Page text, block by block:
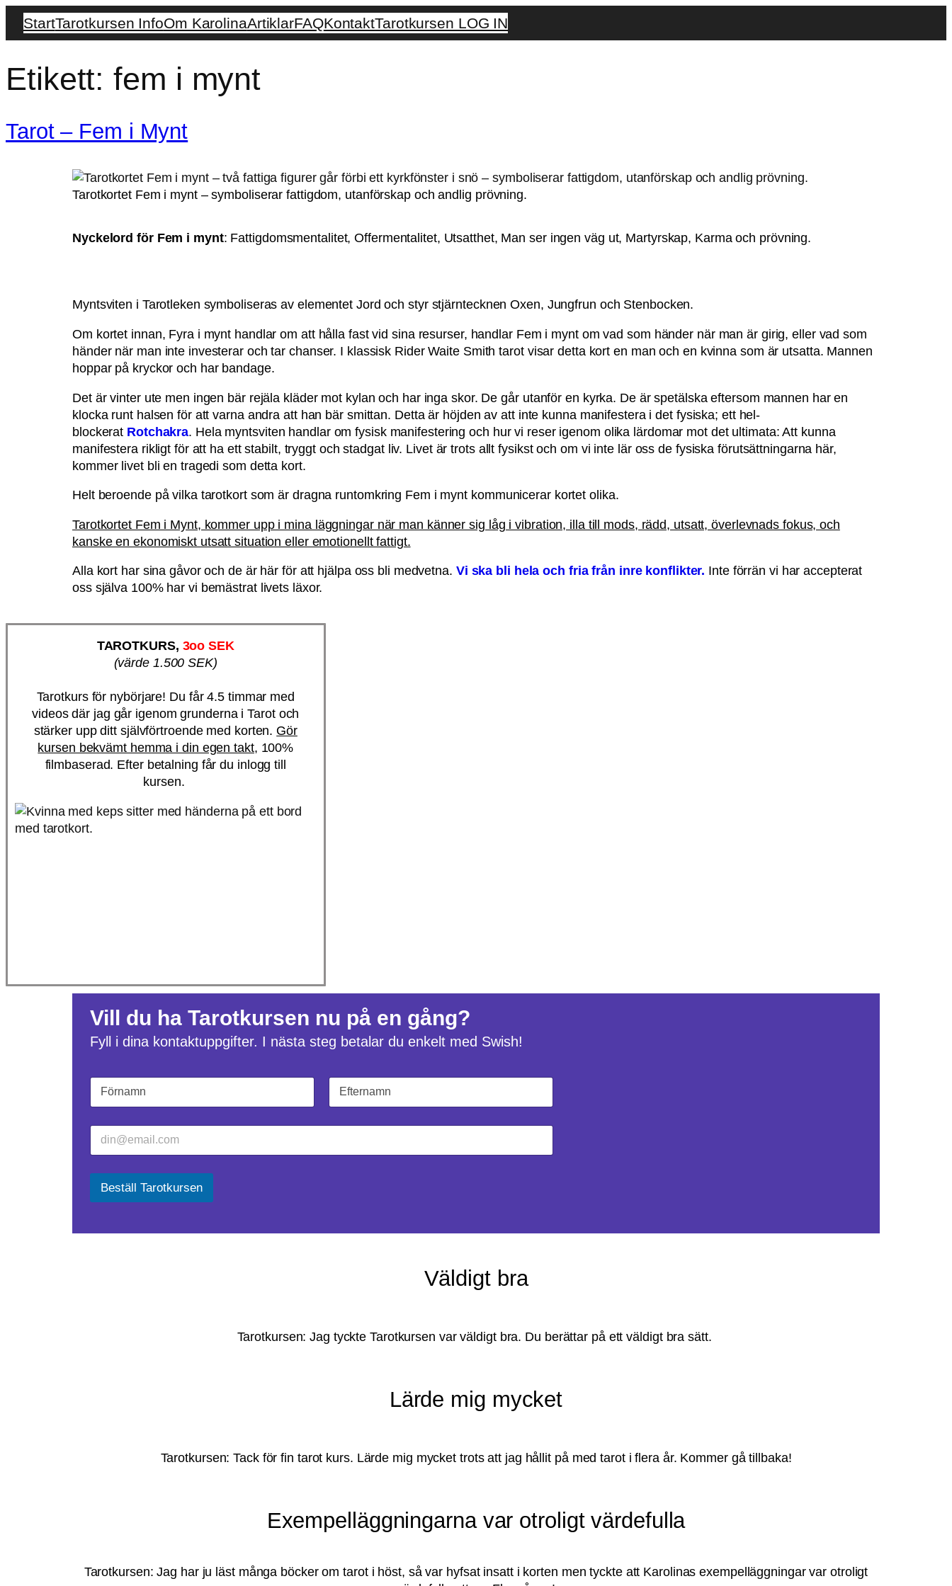
StartTarotkursen InfoOm KarolinaArtiklarFAQKontaktTarotkursen LOG IN
Etikett:fem i mynt
Tarot – Fem i Mynt
Tarotkortet Fem i mynt – symboliserar fattigdom, utanförskap och andlig prövning.
Nyckelord för Fem i mynt: Fattigdomsmentalitet, Offermentalitet, Utsatthet, Man ser ingen väg ut, Martyrskap, Karma och prövning.
Myntsviten i Tarotleken symboliseras av elementet Jord och styr stjärntecknen Oxen, Jungfrun och Stenbocken.
Om kortet innan, Fyra i mynt handlar om att hålla fast vid sina resurser, handlar Fem i mynt om vad som händer när man är girig, eller vad som
händer när man inte investerar och tar chanser. I klassisk Rider Waite Smith tarot visar detta kort en man och en kvinna som är utsatta. Mannen
hoppar på kryckor och har bandage.
Det är vinter ute men ingen bär rejäla kläder mot kylan och har inga skor. De går utanför en kyrka. De är spetälska eftersom mannen har en
klocka runt halsen för att varna andra att han bär smittan. Detta är höjden av att inte kunna manifestera i det fysiska; ett hel-
blockerat Rotchakra. Hela myntsviten handlar om fysisk manifestering och hur vi reser igenom olika lärdomar mot det ultimata: Att kunna
manifestera rikligt för att ha ett stabilt, tryggt och stadgat liv. Livet är trots allt fysikst och om vi inte lär oss de fysiska förutsättningarna här,
kommer livet bli en tragedi som detta kort.
Helt beroende på vilka tarotkort som är dragna runtomkring Fem i mynt kommunicerar kortet olika.
Tarotkortet Fem i Mynt, kommer upp i mina läggningar när man känner sig låg i vibration, illa till mods, rädd, utsatt, överlevnads fokus, och
kanske en ekonomiskt utsatt situation eller emotionellt fattigt.
Alla kort har sina gåvor och de är här för att hjälpa oss bli medvetna. Vi ska bli hela och fria från inre konflikter. Inte förrän vi har accepterat
oss själva 100% har vi bemästrat livets läxor.
TAROTKURS, 3oo SEK
(värde 1.500 SEK)
Tarotkurs för nybörjare! Du får 4.5 timmar med
videos där jag går igenom grunderna i Tarot och
stärker upp ditt självförtroende med korten. Gör
kursen bekvämt hemma i din egen takt, 100%
filmbaserad. Efter betalning får du inlogg till
kursen.
Vill du ha Tarotkursen nu på en gång?
Fyll i dina kontaktuppgifter. I nästa steg betalar du enkelt med Swish!
m
n
E
p
s
N
m
n
E
p
o
t
Beställ Tarotkursen
Väldigt bra
Tarotkursen: Jag tyckte Tarotkursen var väldigt bra. Du berättar på ett väldigt bra sätt.
Lärde mig mycket
Tarotkursen: Tack för fin tarot kurs. Lärde mig mycket trots att jag hållit på med tarot i flera år. Kommer gå tillbaka!
Exempelläggningarna var otroligt värdefulla
Tarotkursen: Jag har ju läst många böcker om tarot i höst, så var hyfsat insatt i korten men tyckte att Karolinas exempelläggningar var otroligt